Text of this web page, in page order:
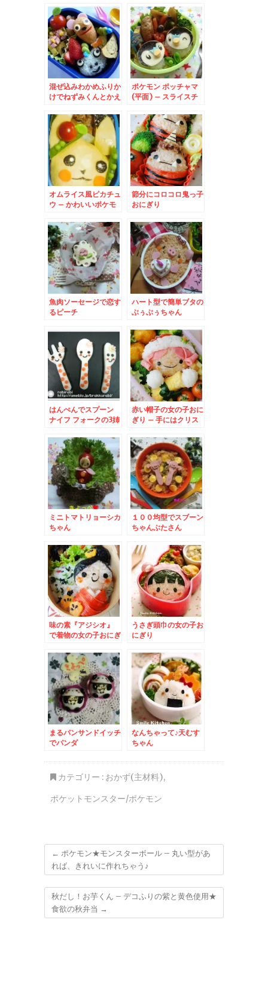
混ぜ込みわかめふりか
けでねずみくんとかえ
ポケモン ポッチャマ
(平面) – スライスチ
ターキャラ☆
オムライス風ピカチュ
ウ – かわいいポケモ
～』
節分にコロコロ鬼っ子
おにぎり
魚肉ソーセージで恋す
るピーチ
ハート型で簡単ブタの
ぶぅぶぅちゃん
はんぺんでスプーン
ナイフ フォークの3姉
赤い帽子の女の子おに
ぎり – 手にはクリス
ミニトマトリョーシカ
ちゃん
１００均型でスブーン
ちゃんぶたさん
味の素『アジシオ』
で着物の女の子おにぎ
式・七五三など和服弁
当に☆
うさぎ頭巾の女の子お
にぎり
まるパンサンドイッチ
でパンダ
なんちゃって♪天むす
ちゃん
カテゴリー : おかず(主材料),
ポケットモンスター/ポケモン
← ポケモン★モンスターボール – 丸い型があ
れば、きれいに作れちゃう♪
秋だし！お芋くん – デコふりの紫と黄色使用★
食欲の秋弁当 →